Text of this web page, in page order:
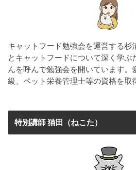
キャットフード勉強会を運営する杉
とキャットフードについて深く学ぶ
んを呼んで勉強会を開いています。
級、ペット栄養管理士等の資格を取
特別講師 猫田（ねこた）